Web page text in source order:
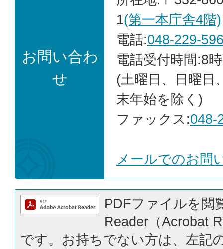
お問い合わ
せ
1(第一本庁舎4階)
電話:048-229-
電話受付時間:8
(土曜日、日曜日
末年始を除く)
ファックス:048-
メールでのお問
PDFファイルを閲
Reader（Acrobat
です。お持ちでない方は、左記